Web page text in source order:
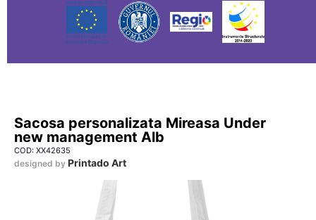
Sacosa personalizata Mireasa Under
new management Alb
COD: XX42635
designed by Printado Art